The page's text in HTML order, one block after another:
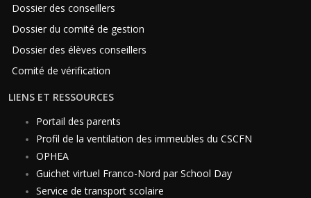
Dossier des conseillers
Dossier du comité de gestion
Dossier des élèves conseillers
Comité de vérification
LIENS ET RESSOURCES
Portail des parents
Profil de la ventilation des immeubles du CSCFN
OPHEA
Guichet virtuel Franco-Nord par School Day
Service de transport scolaire